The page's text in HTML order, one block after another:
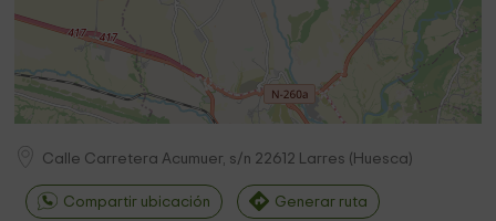
Calle Carretera Acumuer, s/n 22612 Larres ( Huesca)
Compartir ubicación Generar ruta